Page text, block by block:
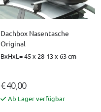
Dachbox Nasentasche
Original
BxHxL= 45 x 28-13 x 63 cm
€ 40,00
Ab Lager verfügbar